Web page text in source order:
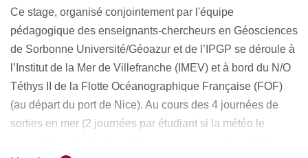
Ce stage, organisé conjointement par l'équipe
pédagogique des enseignants-chercheurs en Géosciences
de Sorbonne Université/Géoazur et de l’IPGP se déroule à
l’Institut de la Mer de Villefranche (IMEV) et à bord du N/O
Téthys II de la Flotte Océanographique Française (FOF)
(au départ du port de Nice). Au cours des 4 journées de
sorties en mer (2 journées par étudiant si la météo le